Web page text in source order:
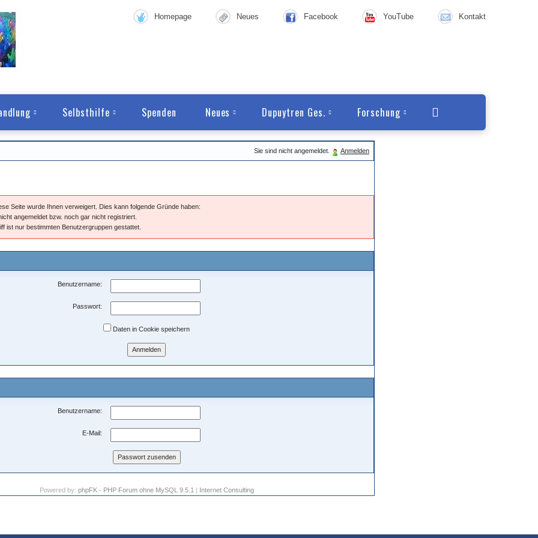
Homepage Neues Facebook YouTube Kontakt
Selbsthilfe Spenden Neues Dupuytren Ges. Forschung
Sie sind nicht angemeldet. Anmelden
Seite wurde Ihnen verweigert. Dies kann folgende Gründe haben:
angemeldet bzw. noch gar nicht registriert.
ist nur bestimmten Benutzergruppen gestattet.
Benutzername:
Passwort:
Daten in Cookie speichern
Benutzername:
E-Mail:
Powered by: phpFK - PHP Forum ohne MySQL 9.5.1 | Internet Consulting